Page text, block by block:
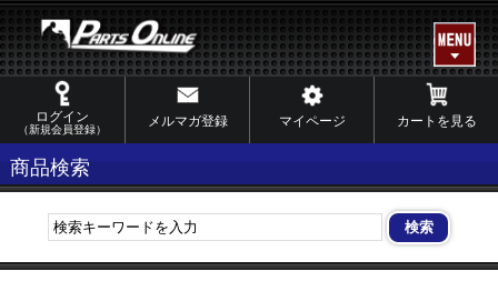
ログイン
（新規会員登録）
メルマガ登録 マイページ カートを見る
商品検索